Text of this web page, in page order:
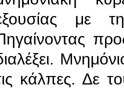
με
κάλπες. Δε